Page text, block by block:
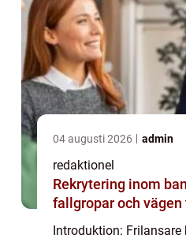
04 augusti 2026 admin
redaktionel
Rekrytering inom
fallgropar och
Introduktion: